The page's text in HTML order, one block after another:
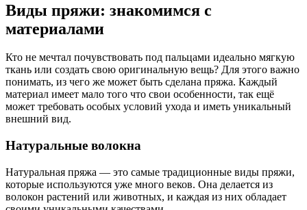
Виды пряжи: знакомимся с
материалами
Кто не мечтал почувствовать под пальцами идеально мягкую
ткань или создать свою оригинальную вещь? Для этого важно
понимать, из чего же может быть сделана пряжа. Каждый
материал имеет мало того что свои особенности, так ещё
может требовать особых условий ухода и иметь уникальный
внешний вид.
Натуральные волокна
Натуральная пряжа — это самые традиционные виды пряжи,
которые используются уже много веков. Она делается из
волокон растений или животных, и каждая из них обладает